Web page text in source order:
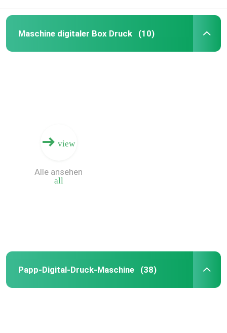
Maschine digitaler Box Druck (10)
view
all
Alle ansehen
Papp-Digital-Druck-Maschine (38)